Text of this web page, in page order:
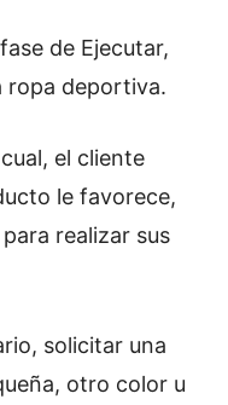
de Ejecutar,
ropa deportiva.
el cliente
le favorece,
realizar sus
solicitar una
otro color u